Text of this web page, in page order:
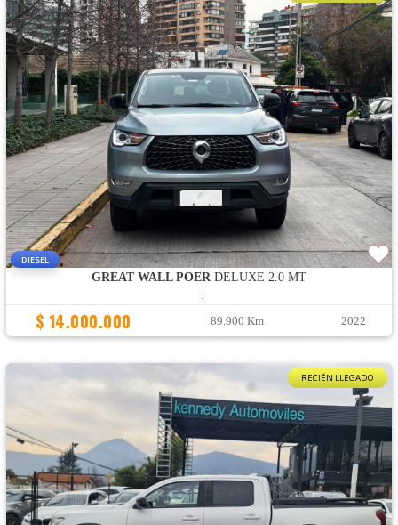
DIESEL
GREAT WALL POERDELUXE 2.0 MT
:
$ 14.000.000 89.900 Km 2022
RECIÉN LLEGADO